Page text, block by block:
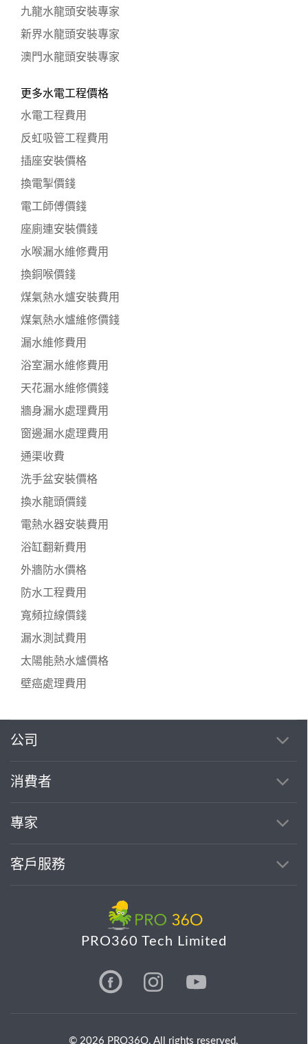
九龍水龍頭安裝專家
新界水龍頭安裝專家
澳門水龍頭安裝專家
更多水電工程價格
水電工程費用
反虹吸管工程費用
插座安裝價格
換電掣價錢
電工師傅價錢
座廁連安裝價錢
水喉漏水維修費用
換銅喉價錢
煤氣熱水爐安裝費用
煤氣熱水爐維修價錢
漏水維修費用
浴室漏水維修費用
天花漏水維修價錢
牆身漏水處理費用
窗邊漏水處理費用
通渠收費
洗手盆安裝價格
換水龍頭價錢
電熱水器安裝費用
浴缸翻新費用
外牆防水價格
防水工程費用
寬頻拉線價錢
漏水測試費用
太陽能熱水爐價格
壁癌處理費用
公司
消費者
專家
客戶服務
PRO360 Tech Limited
© 2026 PRO36O. All rights reserved.